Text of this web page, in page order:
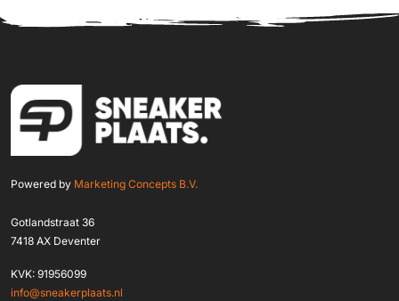
Powered by Marketing Concepts B.V.
Gotlandstraat 36
7418 AX Deventer
KVK: 91956099
info@sneakerplaats.nl